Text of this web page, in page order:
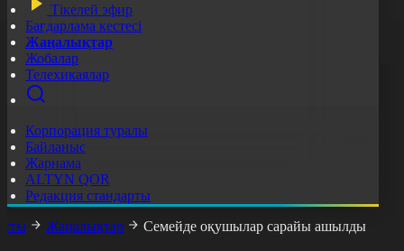
Тікелей эфир
Бағдарлама кестесі
Жаңалықтар
Жобалар
Телехикаялар
Корпорация туралы
Байланыс
Жарнама
ALTYN QOR
Редакция стандарты
Жаңалықтар Семейде оқушылар сарайы ашылды